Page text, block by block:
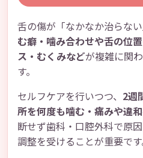
舌の傷が「なかなか治らない
む癖・噛み合わせや舌の位
ス・むくみなどが複雑に関
す。
セルフケアを行いつつ、 2週
所を何度も噛む・痛みや違
断せず歯科・口腔外科で原
調整を受けることが重要です